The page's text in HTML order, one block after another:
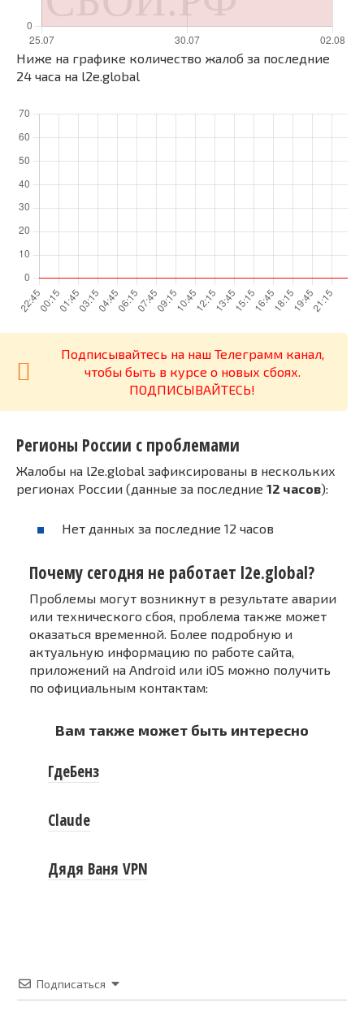
Ниже на графике количество жалоб за последние
24 часа на l2e.global
Подписывайтесь на наш Телеграмм канал,
чтобы быть в курсе о новых сбоях.
ПОДПИСЫВАЙТЕСЬ!
Регионы России с проблемами
Жалобы на l2e.global зафиксированы в нескольких
регионах России (данные за последние 12 часов):
Нет данных за последние 12 часов
Почему сегодня не работает l2e.global?
Проблемы могут возникнут в результате аварии
или технического сбоя, проблема также может
оказаться временной. Более подробную и
актуальную информацию по работе сайта,
приложений на Android или iOS можно получить
по официальным контактам:
Вам также может быть интересно
ГдеБенз
Claude
Дядя Ваня VPN
Подписаться